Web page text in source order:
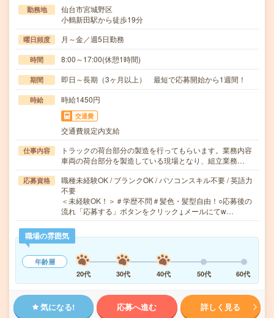
勤務地
仙台市宮城野区
小鶴新田駅から徒歩19分
曜日頻度 月～金／週5日勤務
時間 8:00～17:00(休憩1時間)
期間 即日～長期（3ヶ月以上） 最短で応募開始から1週間！
時給 時給1450円
交通費
交通費規定内支給
仕事内容
トラックの荷台部分の製造を行ってもらいます。業務内容
車両の荷台部分を製造している現場となり、組立業務…
応募資格
職種未経験OK / ブランクOK / パソコンスキル不要 / 英語力
不要
＜未経験OK！＞＃学歴不問＃髪色・髪型自由！○応募後の
流れ「応募する」ボタンをクリック↓メールにてw…
職場の雰囲気
年齢層
20代
30代 40代 50代 60代
気になる! 応募へ進む 詳しく見る